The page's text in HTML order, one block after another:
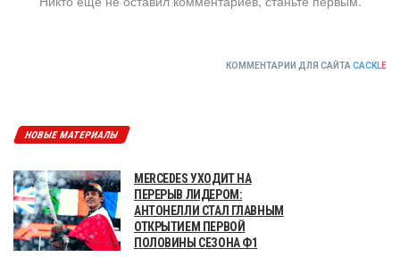
КОММЕНТАРИИ ДЛЯ САЙТА CACKLE
НОВЫЕ МАТЕРИАЛЫ
MERCEDES УХОДИТ НА
ПЕРЕРЫВ ЛИДЕРОМ:
АНТОНЕЛЛИ СТАЛ ГЛАВНЫМ
ОТКРЫТИЕМ ПЕРВОЙ
ПОЛОВИНЫ СЕЗОНА Ф1